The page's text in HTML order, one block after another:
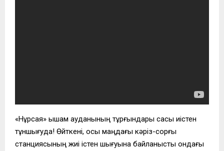
«Нұрсая» ықшам ауданының тұрғындары сасық иістен
тұншығуда! Өйткені, осы маңдағы кәріз-сорғы
станциясының жиі істен шығуына байланысты ондағы